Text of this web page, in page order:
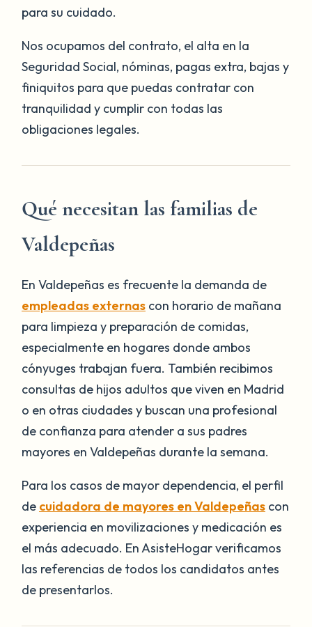
para su cuidado.
Nos ocupamos del contrato, el alta en la
Seguridad Social, nóminas, pagas extra, bajas y
finiquitos para que puedas contratar con
tranquilidad y cumplir con todas las
obligaciones legales.
Qué necesitan las familias de
Valdepeñas
En Valdepeñas es frecuente la demanda de
empleadas externas con horario de mañana
para limpieza y preparación de comidas,
especialmente en hogares donde ambos
cónyuges trabajan fuera. También recibimos
consultas de hijos adultos que viven en Madrid
o en otras ciudades y buscan una profesional
de confianza para atender a sus padres
mayores en Valdepeñas durante la semana.
Para los casos de mayor dependencia, el perfil
de cuidadora de mayores en Valdepeñas con
experiencia en movilizaciones y medicación es
el más adecuado. En AsisteHogar verificamos
las referencias de todos los candidatos antes
de presentarlos.